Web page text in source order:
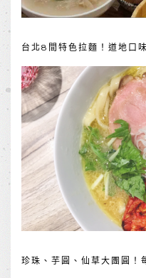
台北8間特色拉麵！道地口
珍珠、芋圓、仙草大團圓！